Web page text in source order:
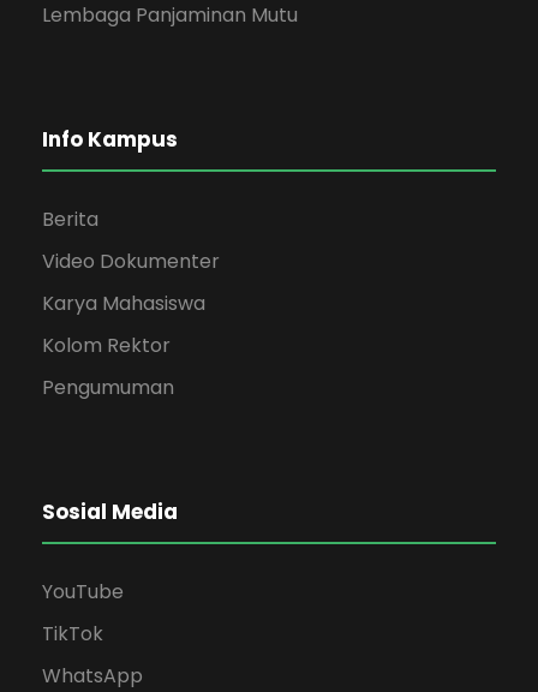
Lembaga Panjaminan Mutu
Info Kampus
Berita
Video Dokumenter
Karya Mahasiswa
Kolom Rektor
Pengumuman
Sosial Media
YouTube
TikTok
WhatsApp